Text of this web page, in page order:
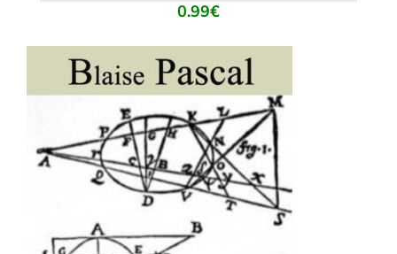
0.99€
AJOUTER AU PANIER /